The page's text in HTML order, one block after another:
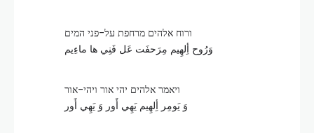
ורוח אלהים מרחפת על-פני המים
وَرُوح أِلهِيم مِرَحفَت عَل فَنِي ها ماءِيم
ויאמר אלהים יהי אור ויהי-אור
وَ يَومِر أِلهِيم يَهِي أَور وَ يَهِي أَور